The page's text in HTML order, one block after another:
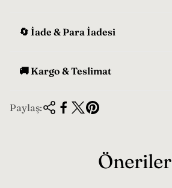
🔄 İade & Para İadesi
🚚 Kargo & Teslimat
Paylaş:
Öneriler